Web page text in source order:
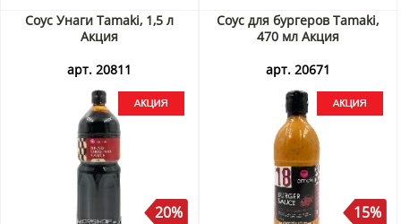
Соус Унаги Tamaki, 1,5 л
Акция
арт. 20811
20%
Соус для бургеров Tamaki,
470 мл Акция
арт. 20671
15%